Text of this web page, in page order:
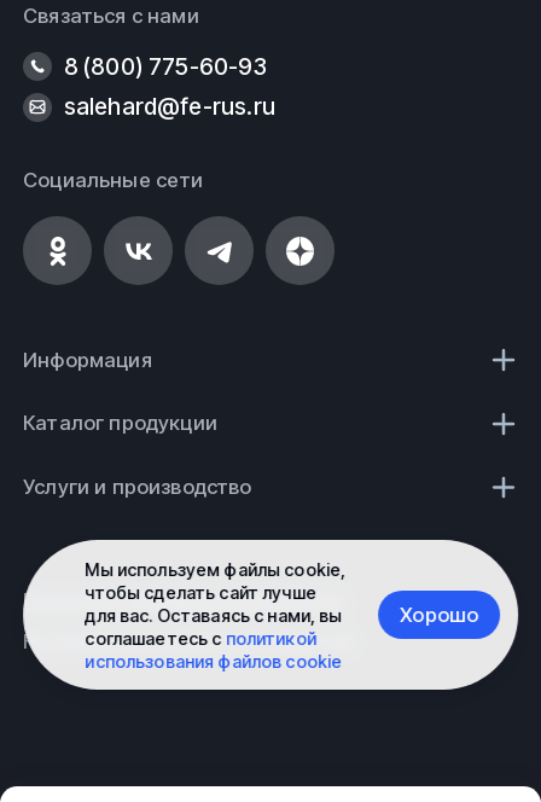
Мы используем файлы cookie,
чтобы сделать сайт лучше
для вас. Оставаясь с нами, вы
соглашаетесь с политикой
использования файлов cookie
Хорошо
Связаться с нами
8 (800) 775-60-93
salehard@fe-rus.ru
Социальные сети
Информация
Каталог продукции
Услуги и производство
Не является публичной офертой
Политика конфиденциальности